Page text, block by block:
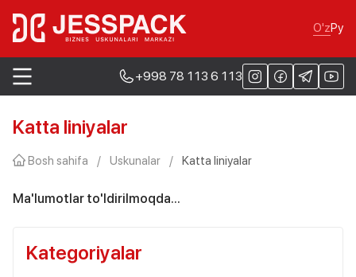
O'zРу
+998 78 113 6 113
Katta liniyalar
Bosh sahifa / Uskunalar / Katta liniyalar
Ma'lumotlar to'ldirilmoqda...
Kategoriyalar